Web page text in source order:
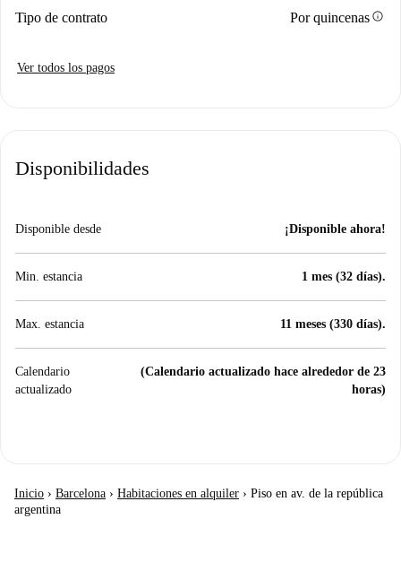
Tipo de contrato Por quincenasinfo
Ver todos los pagos
Disponibilidades
Disponible desde ¡Disponible ahora!
Min. estancia 1 mes (32 días).
Max. estancia 11 meses (330 días).
Calendario
actualizado
(Calendario actualizado hace alrededor de 23
horas)
Inicio › Barcelona › Habitaciones en alquiler › Piso en av. de la república
argentina